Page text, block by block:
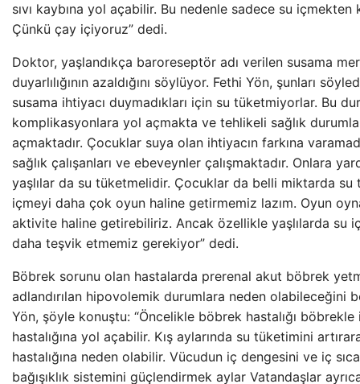
sıvı kaybına yol açabilir. Bu nedenle sadece su içmekten
Çünkü çay içiyoruz” dedi.
Doktor, yaşlandıkça baroreseptör adı verilen susama
duyarlılığının azaldığını söylüyor. Fethi Yön, şunları
susama ihtiyacı duymadıkları için su tüketmiyorlar. Bu
komplikasyonlara yol açmakta ve tehlikeli sağlık
açmaktadır. Çocuklar suya olan ihtiyacın farkına
sağlık çalışanları ve ebeveynler çalışmaktadır. Onlara
yaşlılar da su tüketmelidir. Çocuklar da belli miktarda su
içmeyi daha çok oyun haline getirmemiz lazım. Oyun
aktivite haline getirebiliriz. Ancak özellikle yaşlılarda su
daha teşvik etmemiz gerekiyor” dedi.
Böbrek sorunu olan hastalarda prerenal akut böbrek
adlandırılan hipovolemik durumlara neden olabileceğini
Yön, şöyle konuştu: “Öncelikle böbrek hastalığı
hastalığına yol açabilir. Kış aylarında su tüketimini
hastalığına neden olabilir. Vücudun iç dengesini ve iç
bağışıklık sistemini güçlendirmek aylar Vatandaşlar